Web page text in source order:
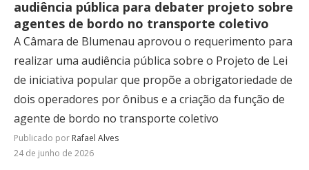
audiência pública para debater projeto sobre
agentes de bordo no transporte coletivo
A Câmara de Blumenau aprovou o requerimento para
realizar uma audiência pública sobre o Projeto de Lei
de iniciativa popular que propõe a obrigatoriedade de
dois operadores por ônibus e a criação da função de
agente de bordo no transporte coletivo
Publicado por Rafael Alves
24 de junho de 2026